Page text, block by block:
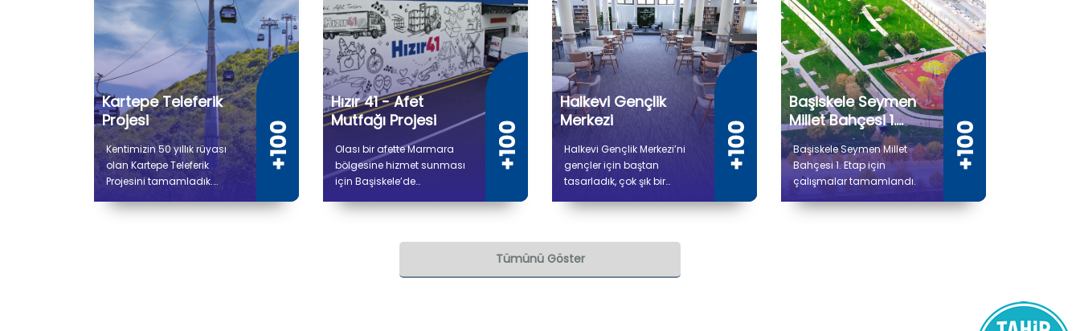
Kartepe Teleferik
Projesi
Kentimizin 50 yıllık rüyası
olan Kartepe Teleferik
Projesini tamamladık.
736 metre uzunluğunda
Hızır 41 - Afet
Mutfağı Projesi
Olası bir afette Marmara
bölgesine hizmet sunması
için Başiskele’de
Afet Mutfağı'nda (Gıda
çalışmalar tamamlandı. 5
alana sahip tesiste kuru ve
Halkevi Gençlik
Merkezi
Halkevi Gençlik Merkezi’ni
gençler için baştan
tasarladık, çok şık bir
Merkez içerisindeki
annesi Zübeyde Hanım’ın
ismini verdik.
Başiskele Seymen
Millet Bahçesi 1.
Etap
Başiskele Seymen Millet
Bahçesi 1. Etap için
çalışmalar tamamlandı.
Tümünü Göster